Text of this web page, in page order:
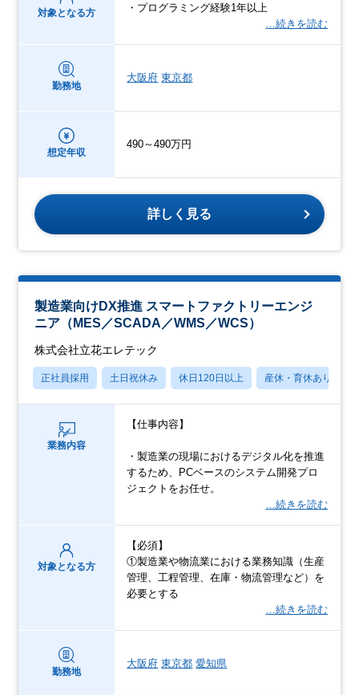
対象となる方
・プログラミング経験1年以上
…続きを読む
勤務地
大阪府 東京都
想定年収
490～490万円
詳しく見る
製造業向けDX推進 スマートファクトリーエンジ
ニア（MES／SCADA／WMS／WCS）
株式会社立花エレテック
正社員採用 土日祝休み 休日120日以上 産休・育休あり
業務内容
【仕事内容】
・製造業の現場におけるデジタル化を推進
するため、PCベースのシステム開発プロ
ジェクトをお任せ。
…続きを読む
対象となる方
【必須】
①製造業や物流業における業務知識（生産
管理、工程管理、在庫・物流管理など）を
必要とする
…続きを読む
勤務地
大阪府 東京都 愛知県